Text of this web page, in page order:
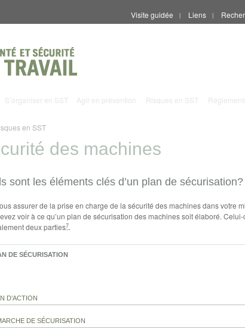
Visite guidée | Liens |
S’organiser en SST Agir en prévention Risques en SST
en SST
des machines
sont les éléments clés d’un plan de sécurisation?
assurer de la prise en charge de la sécurité des machines dans votre
voir à ce qu’un plan de sécurisation des machines soit élaboré.
deux parties7.
DE SÉCURISATION
D’ACTION
DE SÉCURISATION